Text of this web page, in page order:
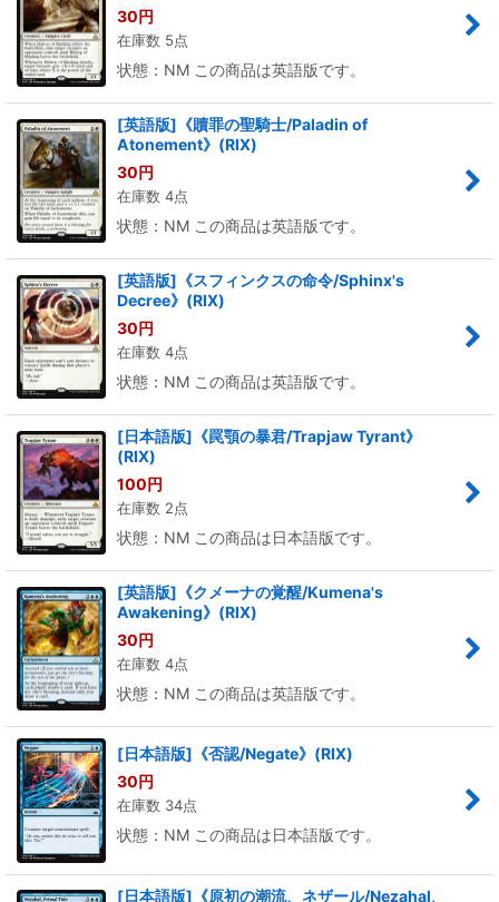
絞り込む
30円
在庫数 5点
状態：NM この商品は英語版です。
[英語版]《贖罪の聖騎士/Paladin of
Atonement》(RIX)
30円
在庫数 4点
状態：NM この商品は英語版です。
[英語版]《スフィンクスの命令/Sphinx's
Decree》(RIX)
30円
在庫数 4点
状態：NM この商品は英語版です。
[日本語版]《罠顎の暴君/Trapjaw Tyrant》
(RIX)
100円
在庫数 2点
状態：NM この商品は日本語版です。
[英語版]《クメーナの覚醒/Kumena's
Awakening》(RIX)
30円
在庫数 4点
状態：NM この商品は英語版です。
[日本語版]《否認/Negate》(RIX)
30円
在庫数 34点
状態：NM この商品は日本語版です。
[日本語版]《原初の潮流、ネザール/Nezahal,